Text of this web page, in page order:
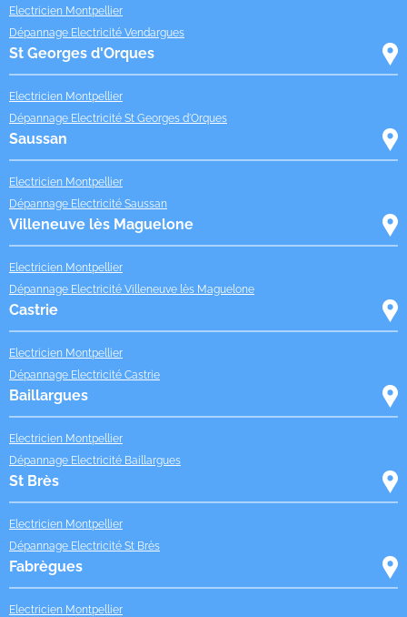
Electricien Montpellier
Dépannage Electricité Vendargues
St Georges d'Orques
Electricien Montpellier
Dépannage Electricité St Georges d'Orques
Saussan
Electricien Montpellier
Dépannage Electricité Saussan
Villeneuve lès Maguelone
Electricien Montpellier
Dépannage Electricité Villeneuve lès Maguelone
Castrie
Electricien Montpellier
Dépannage Electricité Castrie
Baillargues
Electricien Montpellier
Dépannage Electricité Baillargues
St Brès
Electricien Montpellier
Dépannage Electricité St Brès
Fabrègues
Electricien Montpellier